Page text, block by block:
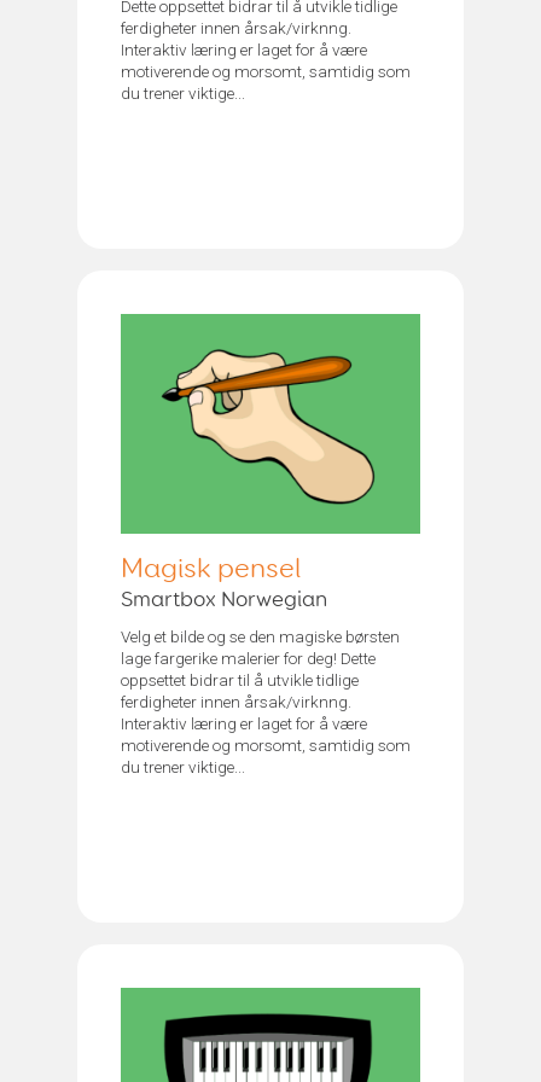
Dette oppsettet bidrar til å utvikle tidlige
ferdigheter innen årsak/virknng.
Interaktiv læring er laget for å være
motiverende og morsomt, samtidig som
du trener viktige...
Magisk pensel
Smartbox Norwegian
Velg et bilde og se den magiske børsten
lage fargerike malerier for deg! Dette
oppsettet bidrar til å utvikle tidlige
ferdigheter innen årsak/virknng.
Interaktiv læring er laget for å være
motiverende og morsomt, samtidig som
du trener viktige...